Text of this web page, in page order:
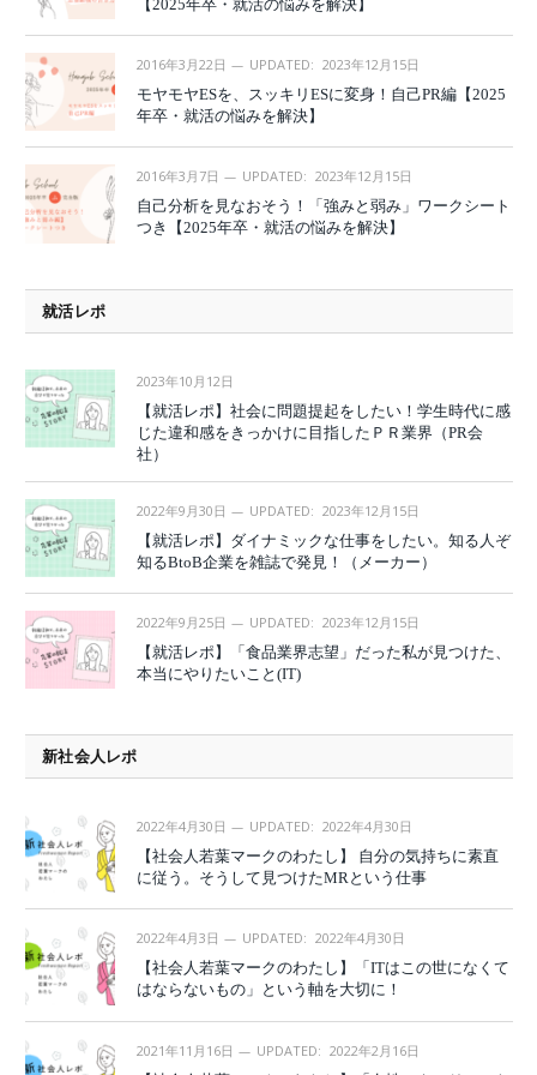
【2025年卒・就活の悩みを解決】
2016年3月22日 UPDATED: 2023年12月15日
モヤモヤESを、スッキリESに変身！自己PR編【2025
年卒・就活の悩みを解決】
2016年3月7日 UPDATED: 2023年12月15日
自己分析を見なおそう！「強みと弱み」ワークシート
つき【2025年卒・就活の悩みを解決】
就活レポ
2023年10月12日
【就活レポ】社会に問題提起をしたい！学生時代に感
じた違和感をきっかけに目指したＰＲ業界（PR会
社）
2022年9月30日 UPDATED: 2023年12月15日
【就活レポ】ダイナミックな仕事をしたい。知る人ぞ
知るBtoB企業を雑誌で発見！（メーカー）
2022年9月25日 UPDATED: 2023年12月15日
【就活レポ】「食品業界志望」だった私が見つけた、
本当にやりたいこと(IT)
新社会人レポ
2022年4月30日 UPDATED: 2022年4月30日
【社会人若葉マークのわたし】 自分の気持ちに素直
に従う。そうして見つけたMRという仕事
2022年4月3日 UPDATED: 2022年4月30日
【社会人若葉マークのわたし】「ITはこの世になくて
はならないもの」という軸を大切に！
2021年11月16日 UPDATED: 2022年2月16日